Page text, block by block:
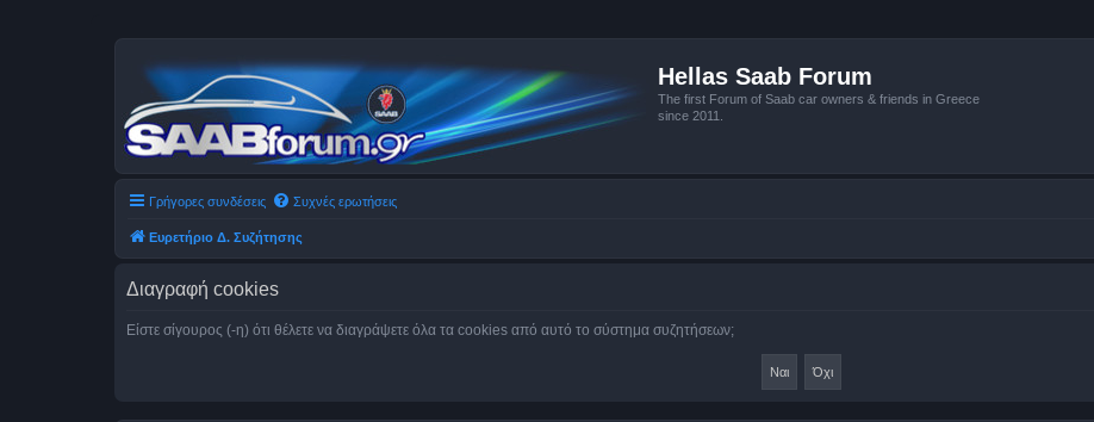
Hellas Saab Forum
The first Forum of Saab car owners & friends in Greece
since 2011.
Γρήγορες συνδέσεις Συχνές ερωτήσεις
Ευρετήριο Δ. Συζήτησης
Διαγραφή cookies
Είστε σίγουρος (-η) ότι θέλετε να διαγράψετε όλα τα cookies από αυτό το σύστημα συζητήσεων;